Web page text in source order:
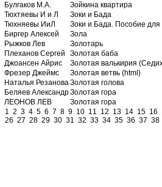
Булгаков М.А.
Зойкина квартира
Тюхтяевы И и Л
Зоки и Бада
Тюхняевы ИиЛ
Зоки и Бада. Пособие
Биргер Алексей
Зола
Рыжков Лев
Золотарь
Плеханов Сергей
Золотая баба
Джоансен Айрис
Золотая валькирия
Фрезер Джеймс
Золотая ветвь (html)
Наталья РезановаЗолотая голова
Беляев АлександрЗолотая гора
ЛЕОНОВ ЛЕВ
Золотая гора
1 2 3 4 5 6 7 8 9 10 11 12 13 14 15 16
26 27 28 29 30 31 32 33 34 35 36 37 38